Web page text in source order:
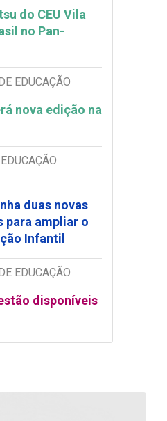
do CEU Vila
no Pan-
EDUCAÇÃO
nova edição na
duas novas
para ampliar o
Infantil
EDUCAÇÃO
disponíveis